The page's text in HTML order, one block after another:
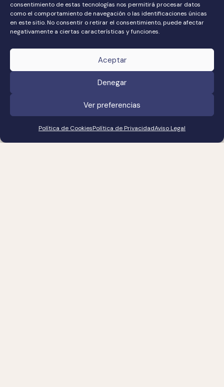
consentimiento de estas tecnologías nos permitirá procesar datos
como el comportamiento de navegación o las identificaciones únicas
en este sitio. No consentir o retirar el consentimiento, puede afectar
negativamente a ciertas características y funciones.
Aceptar
Denegar
Ver preferencias
Política de CookiesPolítica de PrivacidadAviso Legal
piscinas y garaje para ocho vehículos. Pero más allá de
sus dimensiones, lo que distingue a Villa Silvestre es su
localización, exprimida al máximo gracias a grandes
ventanales que se abren al Mediterráneo y a las colinas de
Andalucía. Con un valor de18 millones de euros
residencia se coloca como una auténtica revolución del
diseño.